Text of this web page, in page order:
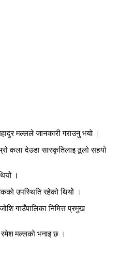
मल्लले जानकारी गराउनु भयो ।
कला देउडा सास्कृतिलाइ ठूलो सहयो
।
उपस्थिति रहेको थियोे ।
गाउँपालिका निमित्त प्रमुख
रमेश मल्लको भनाइ छ ।